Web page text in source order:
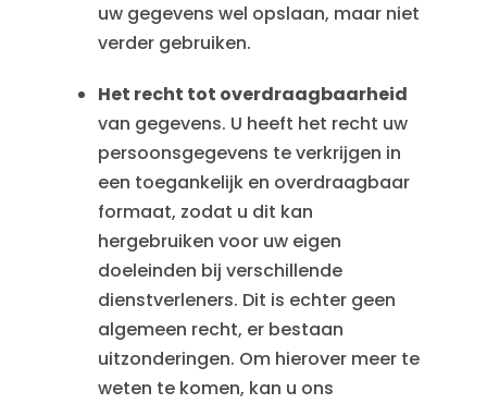
uw gegevens wel opslaan, maar niet
verder gebruiken.
Het recht tot overdraagbaarheid
van gegevens. U heeft het recht uw
persoonsgegevens te verkrijgen in
een toegankelijk en overdraagbaar
formaat, zodat u dit kan
hergebruiken voor uw eigen
doeleinden bij verschillende
dienstverleners. Dit is echter geen
algemeen recht, er bestaan
uitzonderingen. Om hierover meer te
weten te komen, kan u ons